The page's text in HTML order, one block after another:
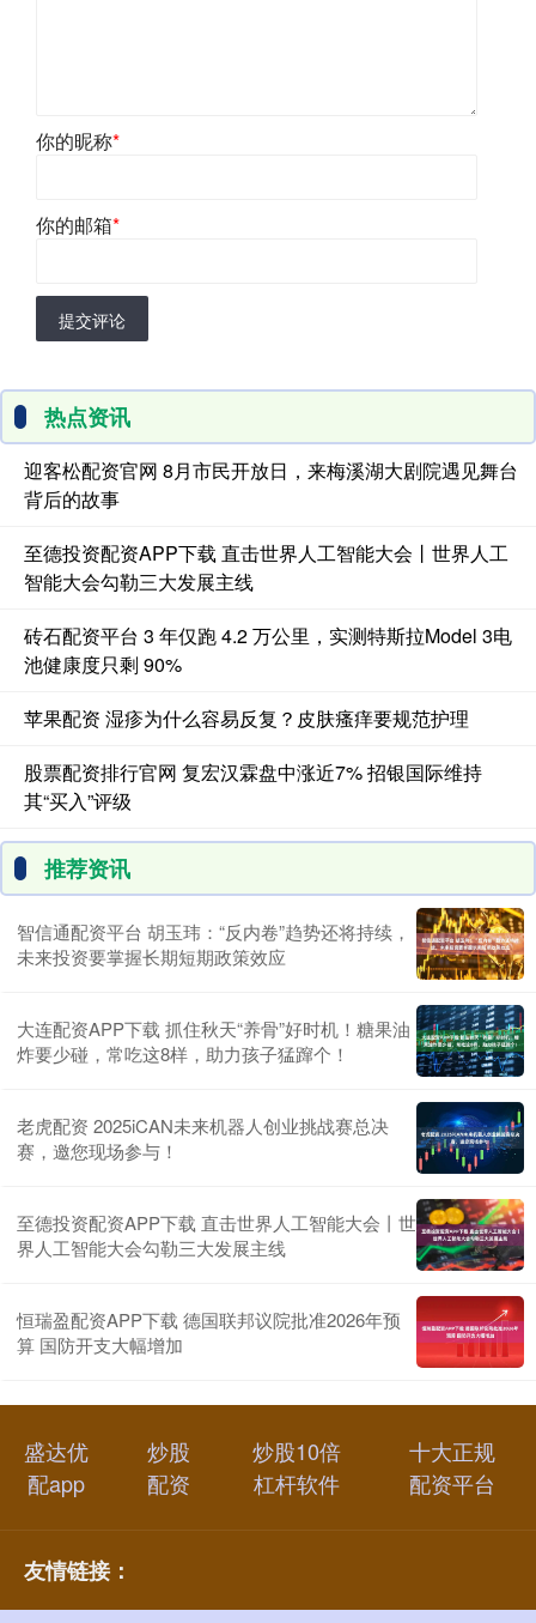
你的昵称*
你的邮箱*
提交评论
热点资讯
迎客松配资官网 8月市民开放日，来梅溪湖大剧院遇见舞台
背后的故事
至德投资配资APP下载 直击世界人工智能大会丨世界人工
智能大会勾勒三大发展主线
砖石配资平台 3 年仅跑 4.2 万公里，实测特斯拉Model 3电
池健康度只剩 90%
苹果配资 湿疹为什么容易反复？皮肤瘙痒要规范护理
股票配资排行官网 复宏汉霖盘中涨近7% 招银国际维持
其“买入”评级
推荐资讯
智信通配资平台 胡玉玮：“反内卷”趋势还将持续，
未来投资要掌握长期短期政策效应
大连配资APP下载 抓住秋天“养骨”好时机！糖果油
炸要少碰，常吃这8样，助力孩子猛蹿个！
老虎配资 2025iCAN未来机器人创业挑战赛总决
赛，邀您现场参与！
至德投资配资APP下载 直击世界人工智能大会丨世
界人工智能大会勾勒三大发展主线
恒瑞盈配资APP下载 德国联邦议院批准2026年预
算 国防开支大幅增加
盛达优
配app
炒股
配资
炒股10倍
杠杆软件
十大正规
配资平台
友情链接：